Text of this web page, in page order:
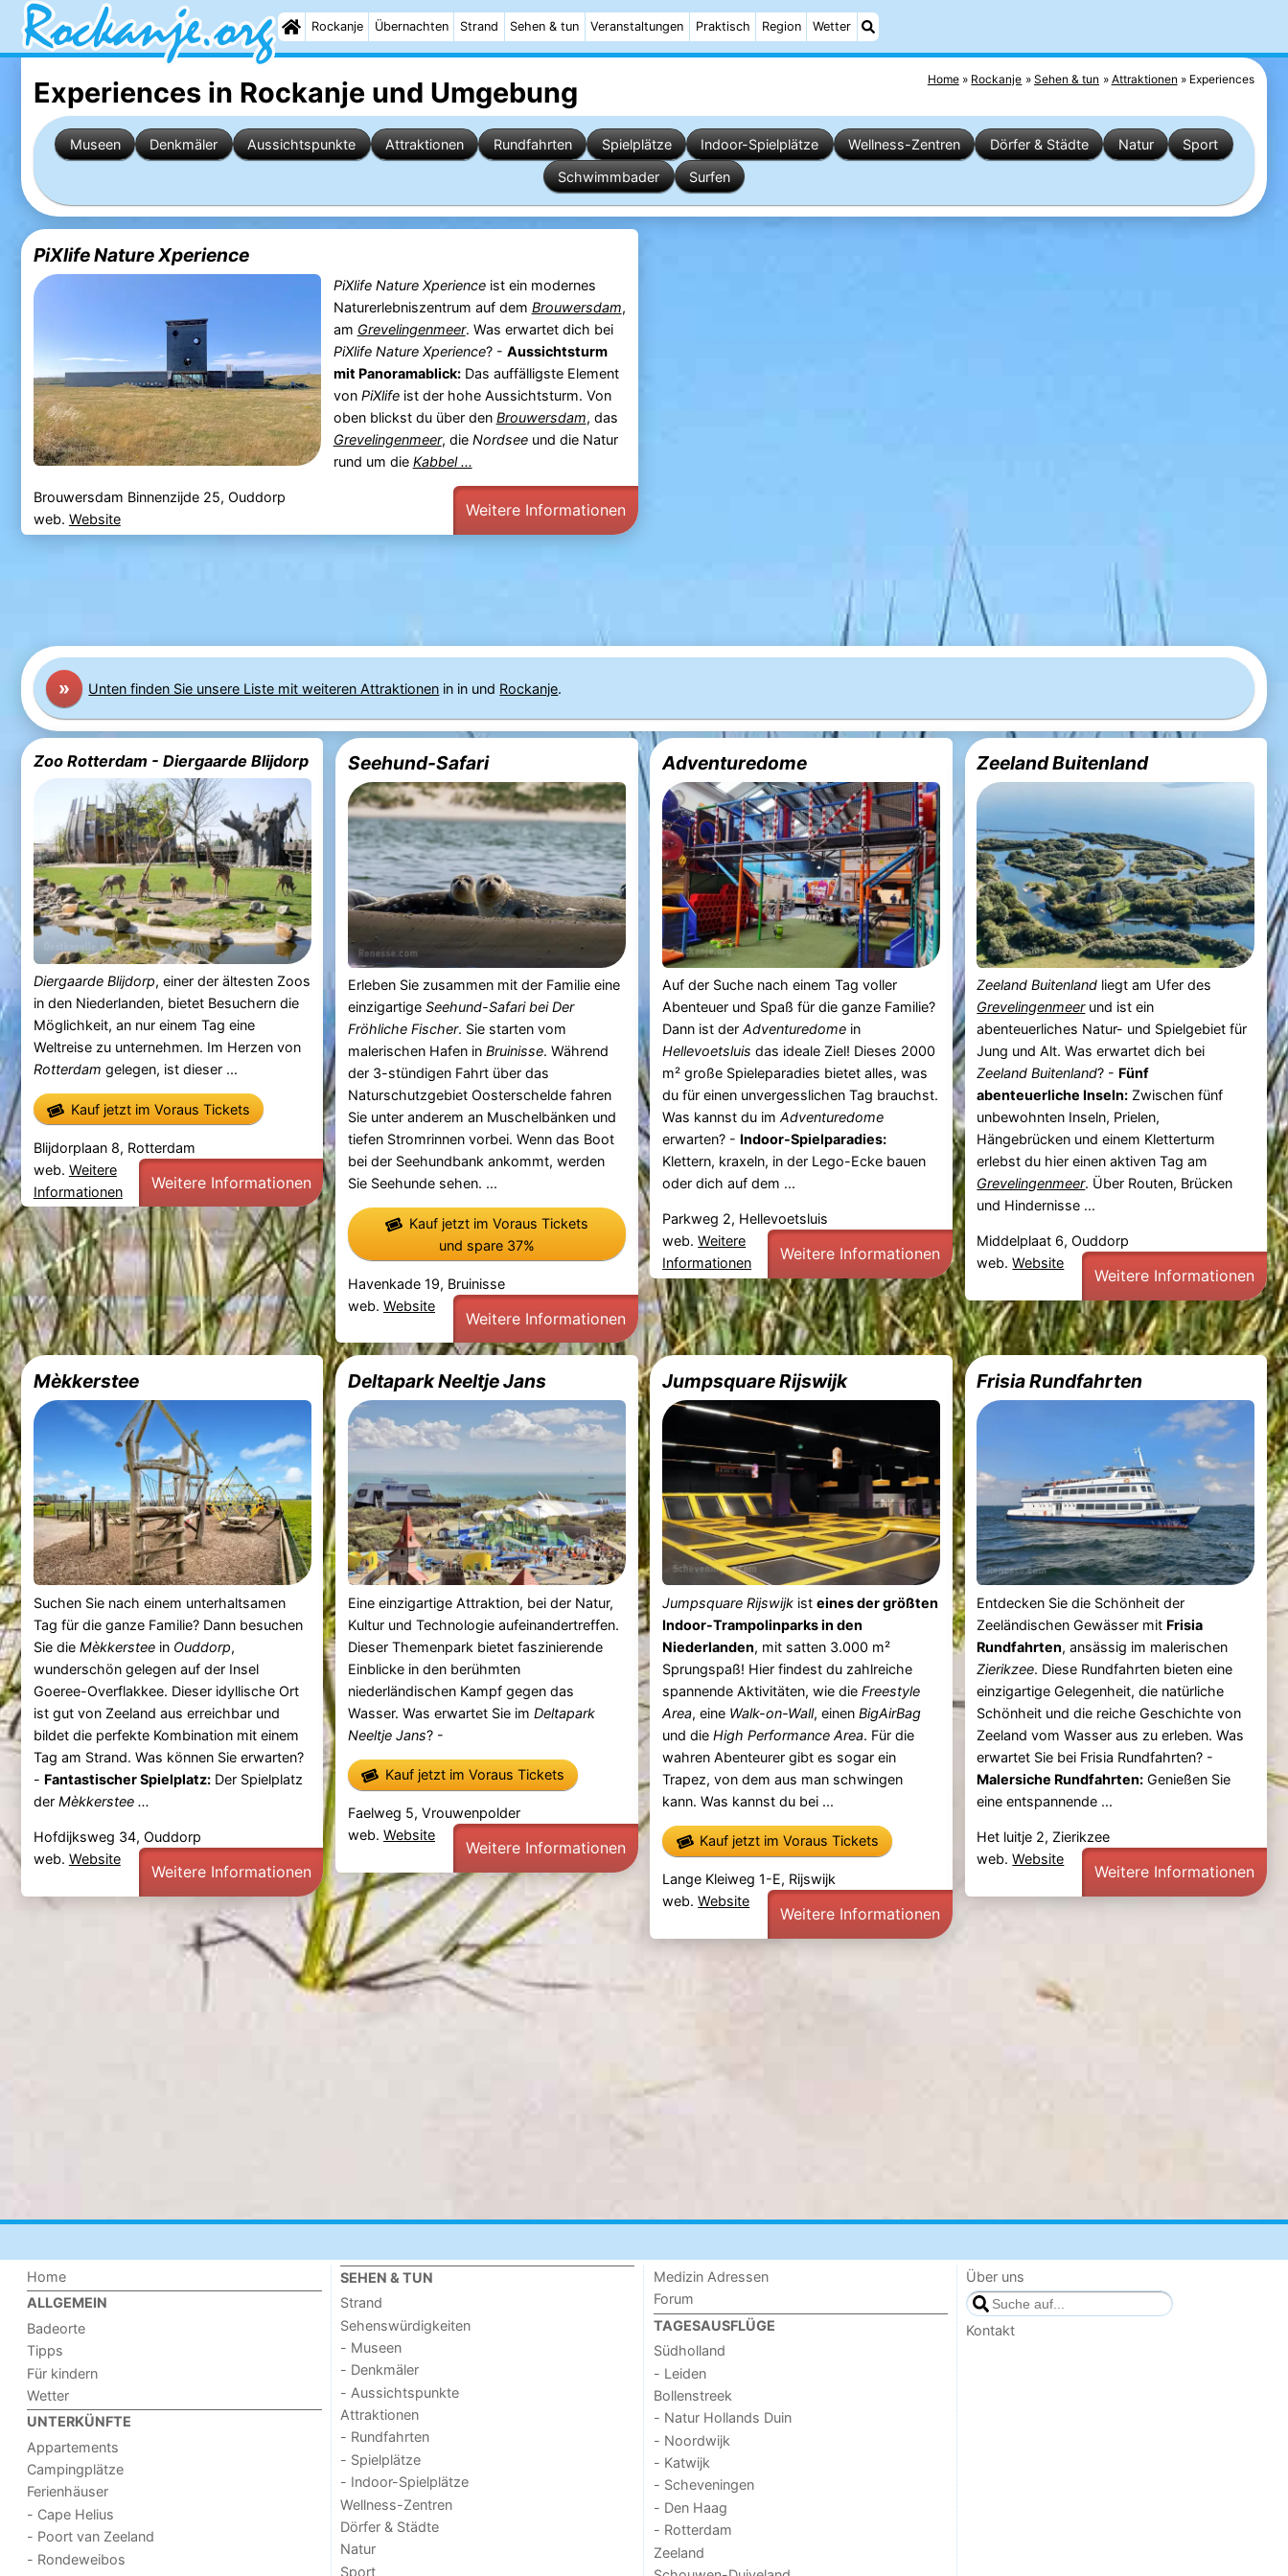
Rockanje Übernachten Strand Sehen & tun Veranstaltungen Praktisch Region Wetter
Home Rockanje Sehen & tun Attraktionen Experiences
Experiences in Rockanje und Umgebung
Museen Denkmäler Aussichtspunkte Attraktionen Rundfahrten Spielplätze Indoor-Spielplätze Wellness-Zentren Dörfer & Städte Natur
Sport
Schwimmbader
Surfen
PiXlife Nature Xperience
PiXlife Nature Xperienceist ein modernes
Naturerlebniszentrum auf dem Brouwersdam,
am Grevelingenmeer. Was erwartet dich bei
PiXlife Nature Xperience? - Aussichtsturm
mit Panoramablick:Das auffälligste Element
von PiXlifeist der hohe Aussichtsturm. Von
oben blickst du über den Brouwersdam, das
Grevelingenmeer, die Nordseeund die Natur
rund um die Kabbel ...
Brouwersdam Binnenzijde 25, Ouddorp
web. Website Weitere Informationen
» Unten finden Sie unsere Liste mit weiteren Attraktionen in in und Rockanje.
Zoo Rotterdam - Diergaarde Blijdorp
Diergaarde Blijdorp, einer der ältesten Zoos
in den Niederlanden, bietet Besuchern die
Möglichkeit, an nur einem Tag eine
Weltreise zu unternehmen. Im Herzen von
Rotterdam gelegen, ist dieser ...
Kauf jetzt im Voraus Tickets
Blijdorplaan 8, Rotterdam
web. Weitere
Informationen
Weitere Informationen
Seehund-Safari
Erleben Sie zusammen mit der Familie eine
einzigartige Seehund-Safari bei Der
Fröhliche Fischer. Sie starten vom
malerischen Hafen in Bruinisse. Während
der 3-stündigen Fahrt über das
Naturschutzgebiet Oosterschelde fahren
Sie unter anderem an Muschelbänken und
tiefen Stromrinnen vorbei. Wenn das Boot
bei der Seehundbank ankommt, werden
Sie Seehunde sehen. ...
Kauf jetzt im Voraus Tickets
und spare 37%
Havenkade 19, Bruinisse
web. Website
Weitere Informationen
Adventuredome
Auf der Suche nach einem Tag voller
Abenteuer und Spaß für die ganze Familie?
Dann ist derAdventuredome in
Hellevoetsluis das ideale Ziel! Dieses 2000
m² große Spieleparadies bietet alles, was
du für einen unvergesslichen Tag brauchst.
Was kannst du imAdventuredome
erwarten? - Indoor-Spielparadies:
Klettern, kraxeln, in der Lego-Ecke bauen
oder dich auf dem ...
Parkweg 2, Hellevoetsluis
web.Weitere
Informationen
Weitere Informationen
Zeeland Buitenland
Zeeland Buitenland liegt am Ufer des
Grevelingenmeerund ist ein
abenteuerliches Natur- und Spielgebiet für
Jung und Alt. Was erwartet dich bei
Zeeland Buitenland? - Fünf
abenteuerliche Inseln: Zwischen fünf
unbewohnten Inseln, Prielen,
Hängebrücken und einem Kletterturm
erlebst du hier einen aktiven Tag am
Grevelingenmeer. Über Routen, Brücken
und Hindernisse ...
Middelplaat 6, Ouddorp
web.Website
Weitere Informationen
Mèkkerstee
Suchen Sie nach einem unterhaltsamen
Tag für die ganze Familie? Dann besuchen
Sie die Mèkkersteein Ouddorp,
wunderschön gelegen auf der Insel
Goeree-Overflakkee. Dieser idyllische Ort
ist gut von Zeeland aus erreichbar und
bildet die perfekte Kombination mit einem
Tag am Strand. Was können Sie erwarten?
- Fantastischer Spielplatz:Der Spielplatz
der Mèkkerstee ...
Hofdijksweg 34, Ouddorp
web. Website
Weitere Informationen
Deltapark Neeltje Jans
Eine einzigartige Attraktion, bei der Natur,
Kultur und Technologie aufeinandertreffen.
Dieser Themenpark bietet faszinierende
Einblicke in den berühmten
niederländischen Kampf gegen das
Wasser. Was erwartet Sie im Deltapark
Neeltje Jans? -
Kauf jetzt im Voraus Tickets
Faelweg 5, Vrouwenpolder
web. Website
Weitere Informationen
Jumpsquare Rijswijk
Jumpsquare Rijswijk isteines der größten
Indoor-Trampolinparks in den
Niederlanden, mit satten 3.000 m²
Sprungspaß! Hier findest du zahlreiche
spannende Aktivitäten, wie dieFreestyle
Area, eine Walk-on-Wall, einenBigAirBag
und dieHigh Performance Area. Für die
wahren Abenteurer gibt es sogar ein
Trapez, von dem aus man schwingen
kann. Was kannst du bei ...
Kauf jetzt im Voraus Tickets
Lange Kleiweg 1-E, Rijswijk
web.Website
Weitere Informationen
Frisia Rundfahrten
Entdecken Sie die Schönheit der
Zeeländischen Gewässer mit Frisia
Rundfahrten, ansässig im malerischen
Zierikzee. Diese Rundfahrten bieten eine
einzigartige Gelegenheit, die natürliche
Schönheit und die reiche Geschichte von
Zeeland vom Wasser aus zu erleben. Was
erwartet Sie bei Frisia Rundfahrten? -
Malersiche Rundfahrten: Genießen Sie
eine entspannende ...
Het luitje 2, Zierikzee
web.Website
Weitere Informationen
Home
ALLGEMEIN
Badeorte
Tipps
Für kindern
Wetter
UNTERKÜNFTE
Appartements
Campingplätze
Ferienhäuser
- Cape Helius
- Poort van Zeeland
- Rondeweibos
SEHEN & TUN
Strand
Sehenswürdigkeiten
- Museen
- Denkmäler
- Aussichtspunkte
Attraktionen
- Rundfahrten
- Spielplätze
- Indoor-Spielplätze
Wellness-Zentren
Dörfer & Städte
Natur
Sport
Medizin Adressen
Forum
TAGESAUSFLÜGE
Südholland
- Leiden
Bollenstreek
- Natur Hollands Duin
- Noordwijk
- Katwijk
- Scheveningen
- Den Haag
- Rotterdam
Zeeland
Über uns
Kontakt